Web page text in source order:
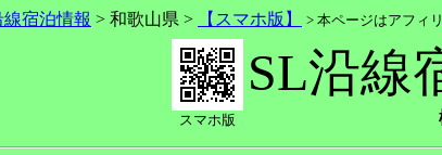
線宿泊情報 > 和歌山県 > 【スマホ版】 > 本ページはアフィ
スマホ版
SL沿線